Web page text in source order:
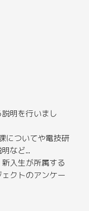
明を行いまし
についてや電技研
など…
入生が所属する
クトのアンケー